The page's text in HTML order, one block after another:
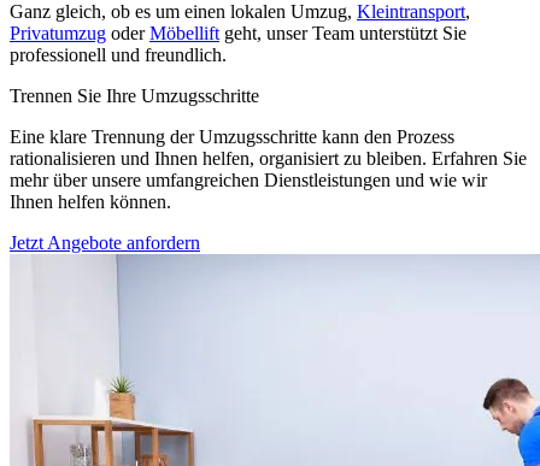
Ganz gleich, ob es um einen lokalen Umzug, Kleintransport,
Privatumzug oderMöbellift geht, unser Team unterstützt Sie
professionell und freundlich.
Trennen Sie Ihre Umzugsschritte
Eine klare Trennung der Umzugsschritte kann den Prozess
rationalisieren und Ihnen helfen, organisiert zu bleiben. Erfahren Sie
mehr über unsere umfangreichen Dienstleistungen und wie wir
Ihnen helfen können.
Jetzt Angebote anfordern